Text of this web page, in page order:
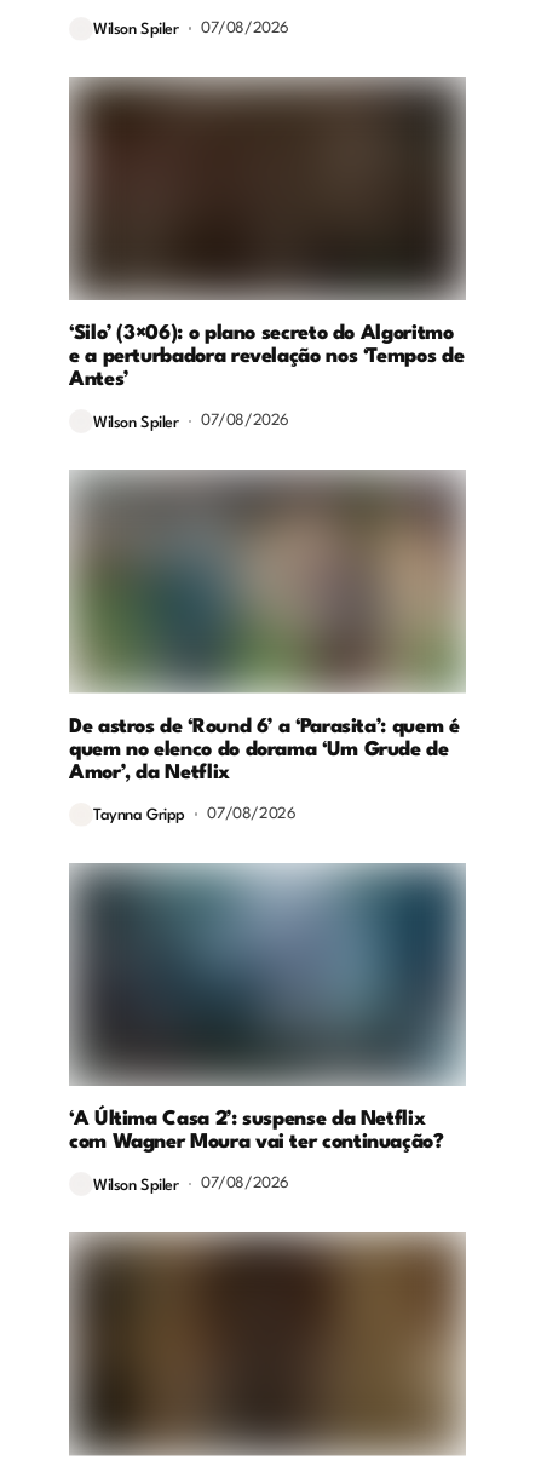
Wilson Spiler 07/08/2026
‘Silo’ (3×06): o plano secreto do Algoritmo
e a perturbadora revelação nos ‘Tempos de
Antes’
Wilson Spiler 07/08/2026
De astros de ‘Round 6’ a ‘Parasita’: quem é
quem no elenco do dorama ‘Um Grude de
Amor’, da Netflix
Taynna Gripp 07/08/2026
‘A Última Casa 2’: suspense da Netflix
com Wagner Moura vai ter continuação?
Wilson Spiler 07/08/2026